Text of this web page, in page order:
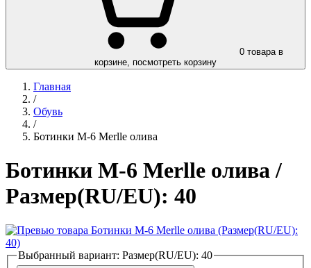
0 товара в
корзине, посмотреть корзину
Главная
/
Обувь
/
Ботинки M-6 Merlle олива
Ботинки M-6 Merlle олива/
Размер(RU/EU): 40
Выбранный вариант: Размер(RU/EU): 40